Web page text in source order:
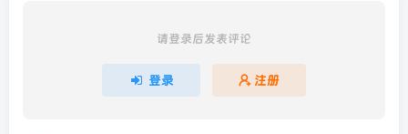
请登录后发表评论
登录 注册